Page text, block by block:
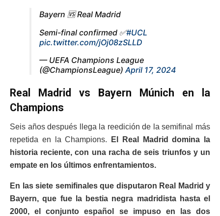
Bayern 🆚 Real Madrid
Semi-final confirmed ✅#UCL
pic.twitter.com/jOj08zSLLD
— UEFA Champions League
(@ChampionsLeague)April 17, 2024
Real Madrid vs Bayern Múnich en la
Champions
Seis años después llega la reedición de la semifinal más
repetida en la Champions.
El Real Madrid domina la
historia reciente, con una racha de seis triunfos y un
empate en los últimos enfrentamientos.
En las siete semifinales que disputaron Real Madrid y
Bayern, que fue la bestia negra madridista hasta el
2000, el conjunto español se impuso en las dos